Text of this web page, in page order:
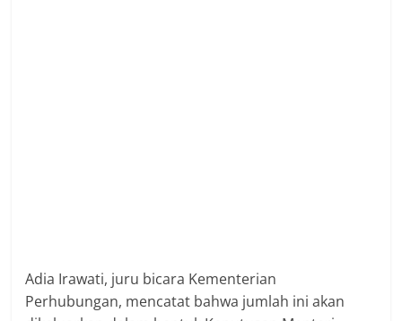
Adia Irawati, juru bicara Kementerian
Perhubungan, mencatat bahwa jumlah ini akan